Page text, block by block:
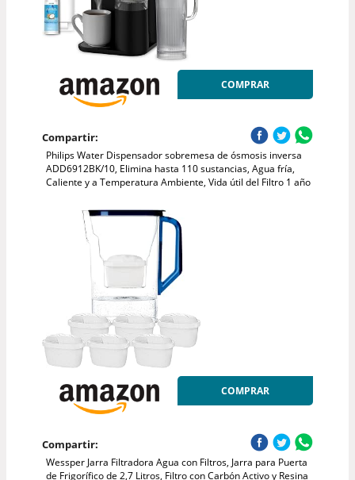
COMPRAR
Compartir:
Philips Water Dispensador sobremesa de ósmosis inversa
ADD6912BK/10, Elimina hasta 110 sustancias, Agua fría,
Caliente y a Temperatura Ambiente, Vida útil del Filtro 1 año
COMPRAR
Compartir:
Wessper Jarra Filtradora Agua con Filtros, Jarra para Puerta
de Frigorífico de 2,7 Litros, Filtro con Carbón Activo y Resina